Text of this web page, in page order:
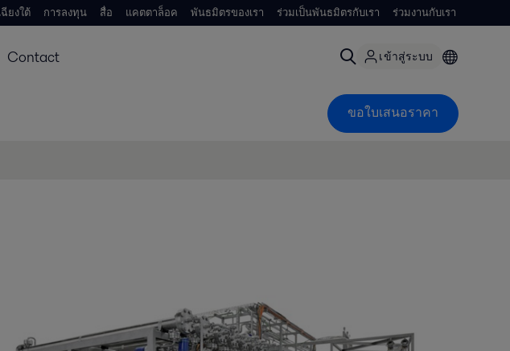
ยงใต้ การลงทุน สื่อ แคตตาล็อค พันธมิตรของเรา ร่วมเป็นพันธมิตรกับเรา ร่วมงานกับเรา
Contact เข้าสู่ระบบ
ขอใบเสนอราคา